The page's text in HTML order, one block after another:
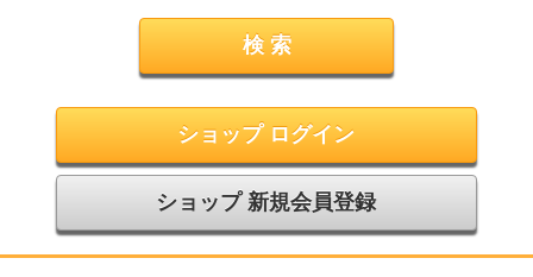
ショップ ログイン
ショップ 新規会員登録